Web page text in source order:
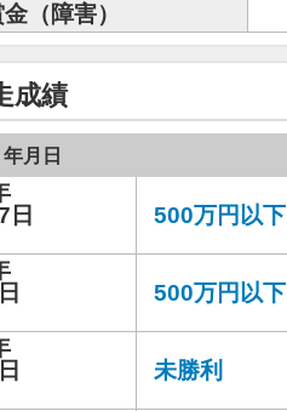
（障害）
成績
年月日
日
500万円以下
500万円以下
未勝利